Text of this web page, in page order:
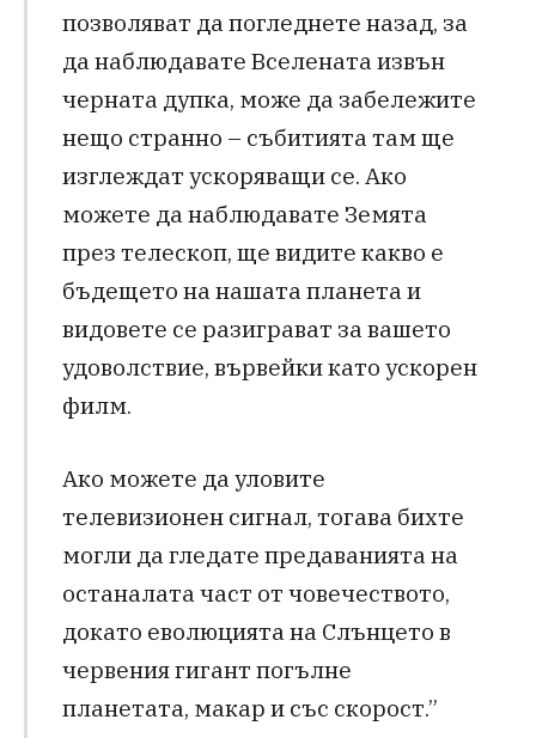
позволяват да погледнете назад, за
да наблюдавате Вселената извън
черната дупка, може да забележите
нещо странно – събитията там ще
изглеждат ускоряващи се. Ако
можете да наблюдавате Земята
през телескоп, ще видите какво е
бъдещето на нашата планета и
видовете се разиграват за вашето
удоволствие, вървейки като ускорен
филм.
Ако можете да уловите
телевизионен сигнал, тогава бихте
могли да гледате предаванията на
останалата част от човечеството,
докато еволюцията на Слънцето в
червения гигант погълне
планетата, макар и със скорост.”